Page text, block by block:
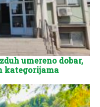
umereno dobar,
kategorijama